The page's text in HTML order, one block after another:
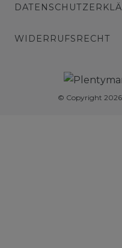
WIDERRUFSRECHT
© Copyright 2026